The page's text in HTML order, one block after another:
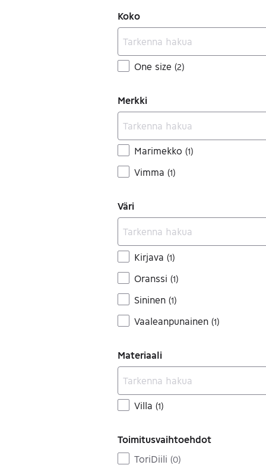
Koko
One size (2)
Merkki
Marimekko (1)
Vimma (1)
Väri
Kirjava (1)
Oranssi (1)
Sininen (1)
Vaaleanpunainen (1)
Materiaali
Villa (1)
Toimitusvaihtoehdot
ToriDiili (0)